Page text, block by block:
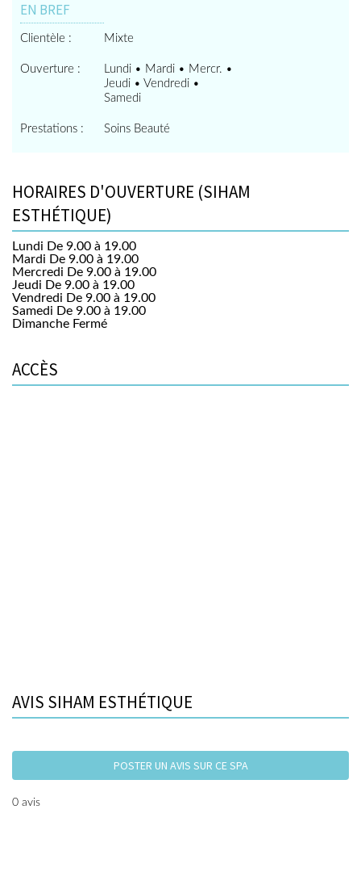
EN BREF
Clientèle : Mixte
Ouverture :
Lundi • Mardi • Mercr. •
Jeudi • Vendredi •
Samedi
Prestations : Soins Beauté
HORAIRES D'OUVERTURE (SIHAM
ESTHÉTIQUE)
Lundi De 9.00 à 19.00
Mardi De 9.00 à 19.00
Mercredi De 9.00 à 19.00
Jeudi De 9.00 à 19.00
Vendredi De 9.00 à 19.00
Samedi De 9.00 à 19.00
Dimanche Fermé
ACCÈS
AVIS SIHAM ESTHÉTIQUE
POSTER UN AVIS SUR CE SPA
0 avis